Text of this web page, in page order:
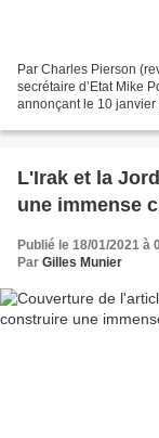
Par Charles Pierson
secrétaire d’Etat Mike
annonçant le 10 janvier
L'Irak et la
une immense
Publié le 18/01/2021 à
Par Gilles Munier